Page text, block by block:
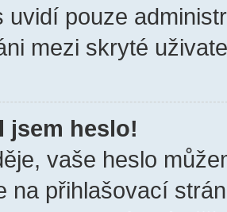
uvidí pouze
mezi skryté
jsem heslo!
vaše heslo
na přihlašovací